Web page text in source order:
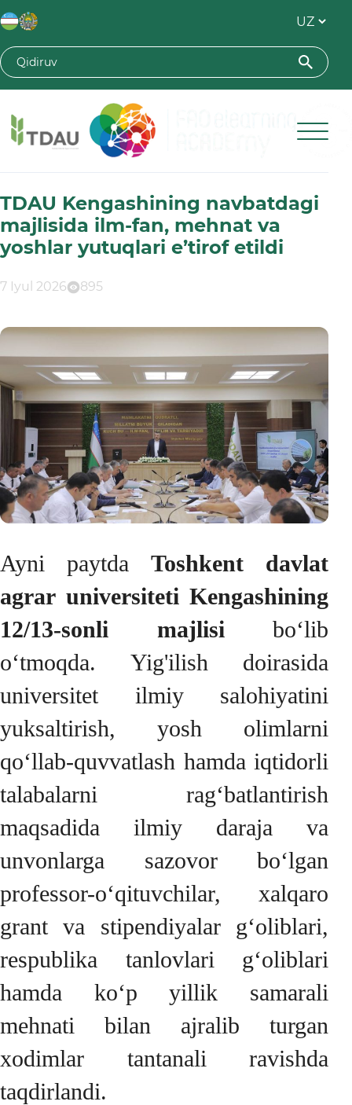
Toshkent davlat agrar universiteti
TDAU Kengashining navbatdagi
majlisida ilm-fan, mehnat va
yoshlar yutuqlari e’tirof etildi
7 Iyul 2026 895
Ayni paytda Toshkent davlat
agrar universiteti Kengashining
12/13-sonli majlisi bo‘lib
o‘tmoqda. Yig'ilish doirasida
universitet ilmiy salohiyatini
yuksaltirish, yosh olimlarni
qo‘llab-quvvatlash hamda iqtidorli
talabalarni rag‘batlantirish
maqsadida ilmiy daraja va
unvonlarga sazovor bo‘lgan
professor-o‘qituvchilar, xalqaro
grant va stipendiyalar g‘oliblari,
respublika tanlovlari g‘oliblari
hamda ko‘p yillik samarali
mehnati bilan ajralib turgan
xodimlar tantanali ravishda
taqdirlandi.